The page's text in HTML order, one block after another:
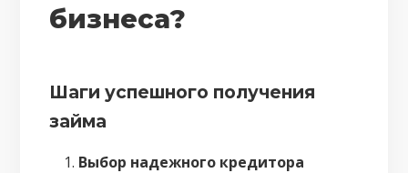
бизнеса?
Шаги успешного получения
займа
Выбор надежного кредитора